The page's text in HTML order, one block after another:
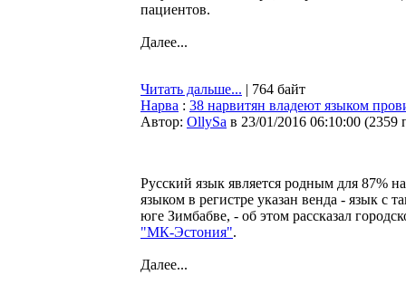
пациентов.
Далее...
Читать дальше... | 764 байт
Нарва : 38 нарвитян владеют языком
Автор: OllySa в 23/01/2016 06:10:00 (2359
Русский язык является родным для 87%
языком в регистре указан венда - язык
юге Зимбабве, - об этом рассказал
"МК-Эстония".
Далее...